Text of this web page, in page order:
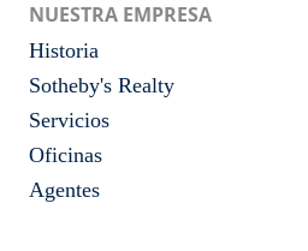
NUESTRA EMPRESA
Historia
Sotheby's Realty
Servicios
Oficinas
Agentes